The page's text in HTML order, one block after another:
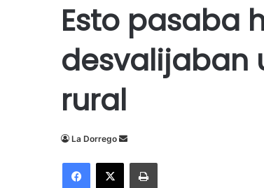
Esto pasaba
desvalijaban
rural
La Dorrego
Send
email
Facebook
X Imprimir